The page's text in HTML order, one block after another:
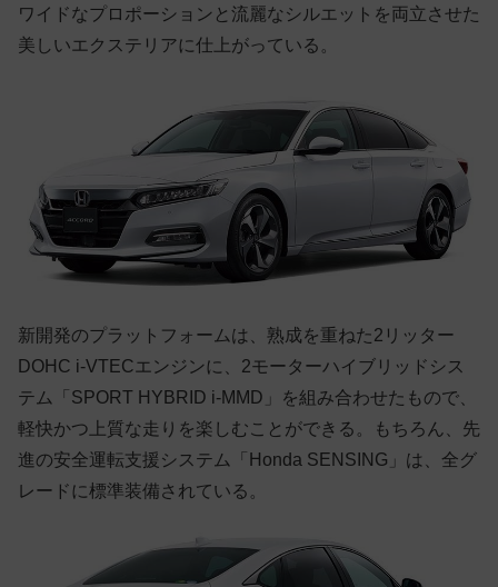
ワイドなプロポーションと流麗なシルエットを両立させた
美しいエクステリアに仕上がっている。
新開発のプラットフォームは、熟成を重ねた2リッター
DOHC i-VTECエンジンに、2モーターハイブリッドシス
テム「SPORT HYBRID i-MMD」を組み合わせたもので、
軽快かつ上質な走りを楽しむことができる。もちろん、先
進の安全運転支援システム「Honda SENSING」は、全グ
レードに標準装備されている。